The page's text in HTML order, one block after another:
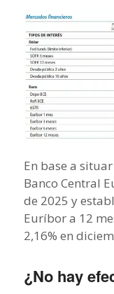
En base a
Banco Central
de 2025 y
Euríbor a 12
2,16% en
¿No hay